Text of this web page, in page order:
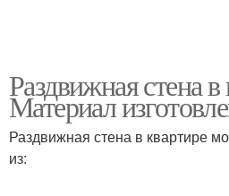
Раздвижная стена в
Материал
Раздвижная стена в квартире
из: